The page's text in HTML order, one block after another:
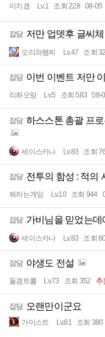
미치겠 Lv.1 조회 228 08-05
잡담 저만 업뎃후 글씨
오리와햄찌 Lv.47 조회
잡담 이번 이벤트 저만
리촤오랑 Lv.5 조회 583 08-
잡담 하스스톤 총괄 프
세이스카나 Lv.83 조회
잡담 전투의 함성 : 적의
뭐하는게임 Lv.10 조회 944
잡담 가비님을 믿었는데
세이스카나 Lv.83 조회
잡담 야생도 전설
돌겜트롤 Lv.73 조회 352 추
잡담 오랜만이군요
가이스트 Lv.81 조회 380